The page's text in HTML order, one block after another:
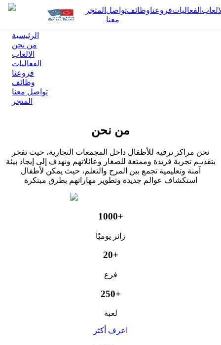
المتجر تواصل
معنا
وظائففروعناالفعاليات
الرئيسية
من نحن
الالعاب
الفعاليات
فروعنا
وظائف
تواصل معنا
المتجر
مرحبًا بكم في
شاطئ الردسي
،مـن خــلال مــزيج متــــوازن
والجودة والابتكار، يسعي
إلى الارتقاء بمعايير الترفيــه
المنطقة، مقدما نموذجاً يُجســد
من نحن
نحن مراكز ترفيه للأطفال داخل المجمعات التجارية، حيث نفخر
بتقديـم تجربة فريدة وممتعة للصغار وعائلاتهم ونهدف إلى إيجاد بيئة
آمنة وتعليمية تجمع بين المرح والتعلم، حيث يمكن لأطفال
استكشاف عوالم جديدة وتطوير مهاراتهم بطرق مبتكرة
1000+
زائر يوميًا
20+
فرع
250+
لعبة
اعرف أكثر